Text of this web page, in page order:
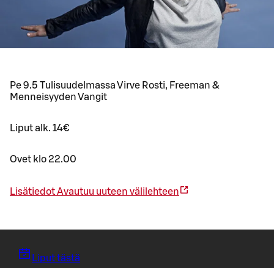
Pe 9.5 Tulisuudelmassa Virve Rosti, Freeman &
Menneisyyden Vangit
Liput alk. 14€
Ovet klo 22.00
LisätiedotAvautuu uuteen välilehteen
Liput tästä